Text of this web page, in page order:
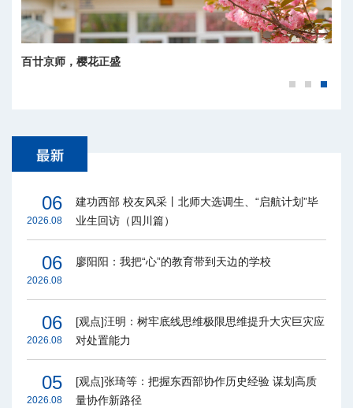
百廿京师，樱花正盛
06
2026.08
建功西部 校友风采丨北师大选调生、“启航计划”毕
业生回访（四川篇）
06
2026.08
廖阳阳：我把“心”的教育带到天边的学校
06
2026.08
[观点]汪明：树牢底线思维极限思维提升大灾巨灾应
对处置能力
05
2026.08
[观点]张琦等：把握东西部协作历史经验 谋划高质
量协作新路径